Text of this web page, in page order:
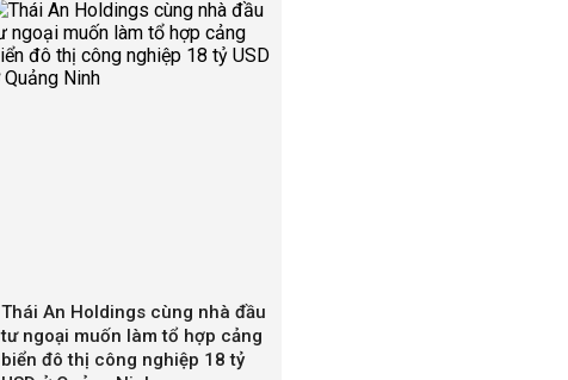
Thái An Holdings cùng nhà đầu
tư ngoại muốn làm tổ hợp cảng
biển đô thị công nghiệp 18 tỷ